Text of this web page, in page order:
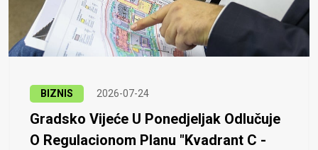
BIZNIS 2026-07-24
Gradsko Vijeće U Ponedjeljak Odlučuje
O Regulacionom Planu "Kvadrant C -